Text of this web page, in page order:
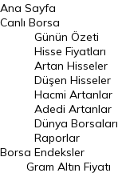
BIST 100 Hisseleri
En Çok Artan Hisseler
En Çok Düşen Hisseler
Hacmi Artanlar
Geçmiş Kapanışlar
Dünya Borsaları
Raporlar
Ana Sayfa
Canlı Borsa
Borsa
Günün Özeti
Hisse Fiyatları
Artan Hisseler
Düşen Hisseler
Hacmi Artanlar
Adedi Artanlar
Dünya Borsaları
Raporlar
Endeksler
Gram Altın Fiyatı